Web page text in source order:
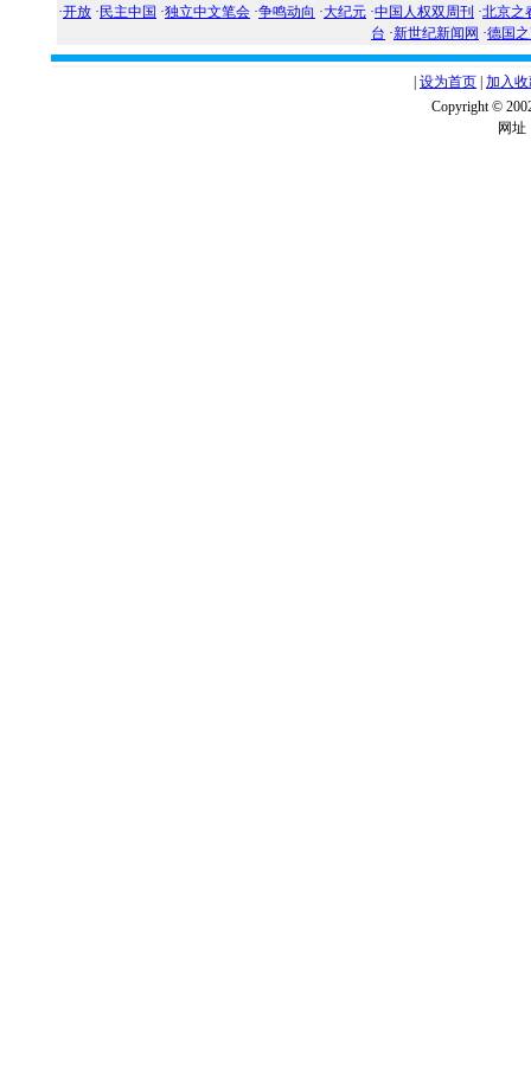
·开放 · 民主中国 ·独立中文笔会 ·争鸣动向 ·大纪元 ·中国人权双周刊 ·北京之
台 ·新世纪新闻网 ·德国
设为首页 加入
Copyright ©
网址